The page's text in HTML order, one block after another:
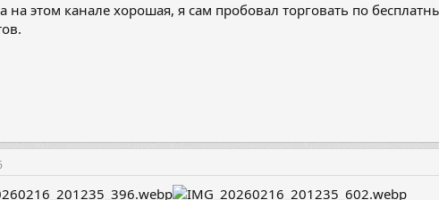
на этом канале хорошая, я сам пробовал торговать по